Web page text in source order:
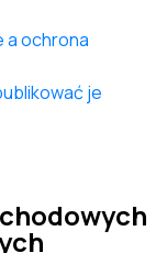
a ochrona
je